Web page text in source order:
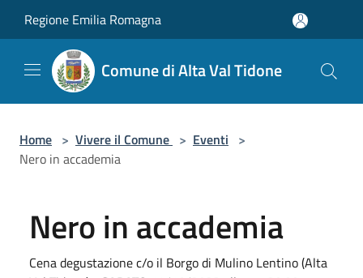
Regione Emilia Romagna
Comune di Alta Val Tidone
Home > Vivere il Comune > Eventi >
Nero in accademia
Nero in accademia
Cena degustazione c/o il Borgo di Mulino Lentino (Alta